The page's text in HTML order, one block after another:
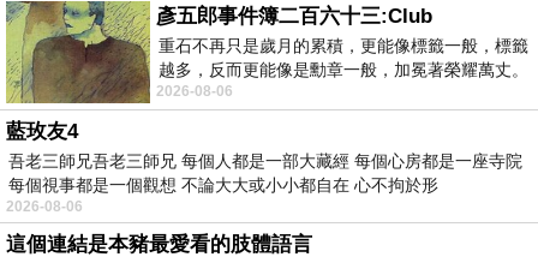
彥五郎事件簿二百六十三:Club
重石不再只是歲月的累積，更能像標籤一般，標籤
越多，反而更能像是勳章一般，加冕著榮耀萬丈。
習慣一如縱容，成了再難輕輕放下的罪證
2026-08-06
藍玫友4
吾老三師兄吾老三師兄 每個人都是一部大藏經 每個心房都是一座寺院
每個視事都是一個觀想 不論大大或小小都自在 心不拘於形
2026-08-06
這個連結是本豬最愛看的肢體語言